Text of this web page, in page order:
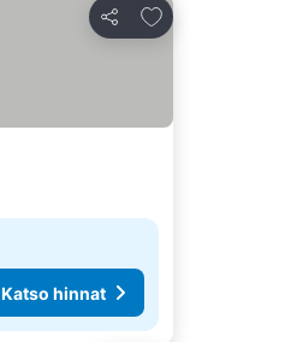
Jaa
Lisää suosikkeihin
Katso hinnat